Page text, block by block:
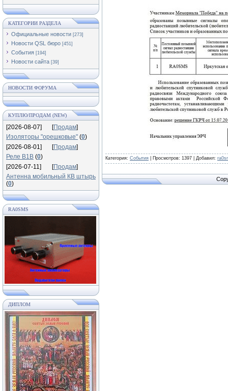
КАТЕГОРИИ РАЗДЕЛА
Официальные новости [273]
Новости QSL бюро [451]
События [194]
Новости сайта [39]
НОВОСТИ ФОРУМА
КУПЛЮ/ПРОДАМ (NEW)
[2026-08-07] [Продам]
Изоляторы "орешковые" (0)
[2026-08-01]
[Продам]
Реле В1В (0)
[2026-07-11]
[Продам]
Антенна мобильный КВ штырь
(0)
RA0SMS
ДИПЛОМ
Категория: События Просмотров: 1397 Добавил: